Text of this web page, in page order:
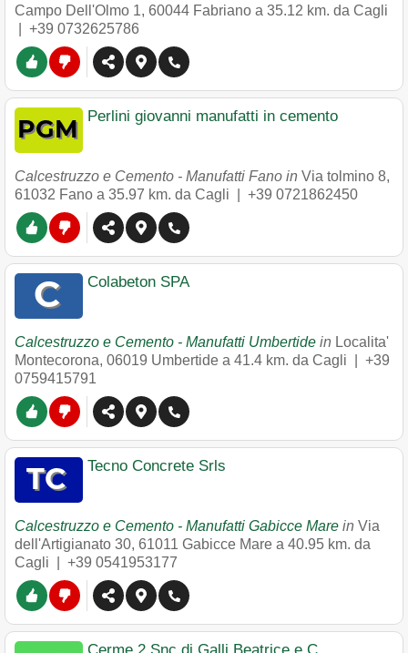
Campo Dell'Olmo 1, 60044 Fabriano a 35.12 km. da Cagli
+39 0732625786
Perlini giovanni manufatti in cemento
Calcestruzzo e Cemento - Manufatti Fano in Via tolmino 8,
61032 Fano a 35.97 km. da Cagli | +39 0721862450
Colabeton SPA
Calcestruzzo e Cemento - Manufatti Umbertide in Localita'
Montecorona, 06019 Umbertide a 41.4 km. da Cagli | +39
0759415791
Tecno Concrete Srls
Calcestruzzo e Cemento - Manufatti Gabicce Mare in Via
dell'Artigianato 30, 61011 Gabicce Mare a 40.95 km. da
Cagli | +39 0541953177